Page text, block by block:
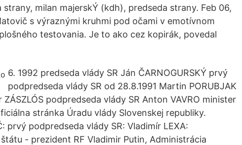
milan majerskÝ (kdh), predseda strany. Feb 06,
s výraznými kruhmi pod očami v emotívnom
testovania. Je to ako cez kopirák, povedal
6. 1992 predseda vlády SR Ján ČARNOGURSKÝ prvý
podpredseda vlády SR od 28.8.1991 Martin PORUBJAK
podpredseda vlády SR Anton VAVRO minister
stránka Úradu vlády Slovenskej republiky.
prvý podpredseda vlády SR: Vladimír LEXA:
- prezident RF Vladimir Putin, Administrácia